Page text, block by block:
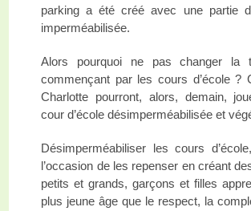
parking a été créé avec une partie
imperméabilisée.
Alors pourquoi ne pas changer la
commençant par les cours d’école ?
Charlotte pourront, alors, demain,
cour d’école désimperméabilisée et
Désimperméabiliser les cours
l’occasion de les repenser en créant
petits et grands, garçons et filles
plus jeune âge que le respect, la